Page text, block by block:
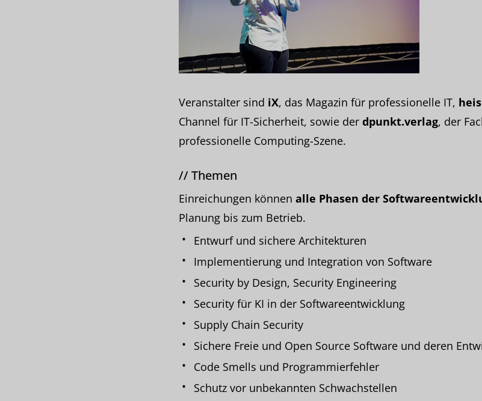
Veranstalter sind iX, das Magazin für professionelle IT,
Channel für IT-Sicherheit, sowie der dpunkt.verlag, der
professionelle Computing-Szene.
//Themen
Einreichungen können alle Phasen der
Planung bis zum Betrieb.
Entwurf und sichere Architekturen
Implementierung und Integration von Software
Security by Design, Security Engineering
Security für KI in der Softwareentwicklung
Supply Chain Security
Sichere Freie und Open Source Software und deren
Code Smells und Programmierfehler
Schutz vor unbekannten Schwachstellen